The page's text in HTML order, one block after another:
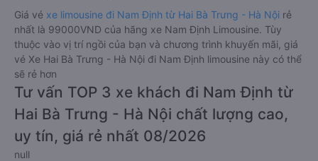
Giá vé xe limousine đi Nam Định từ Hai Bà Trưng - Hà Nội rẻ
nhất là 99000VND của hãng xe Nam Định Limousine. Tùy
thuộc vào vị trí ngồi của bạn và chương trình khuyến mãi, giá
vé Xe Hai Bà Trưng - Hà Nội đi Nam Định limousine này có thể
sẽ rẻ hơn
Tư vấn TOP 3 xe khách đi Nam Định từ
Hai Bà Trưng - Hà Nội chất lượng cao,
uy tín, giá rẻ nhất 08/2026
null